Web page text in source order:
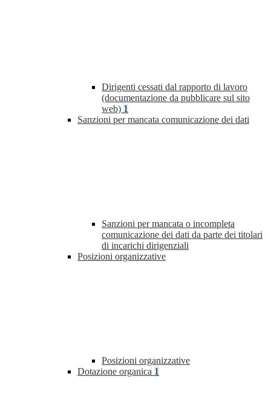
Dirigenti cessati dal rapporto di lavoro
(documentazione da pubblicare sul sito
web) 1
Sanzioni per mancata comunicazione dei dati
Sanzioni per mancata o incompleta
comunicazione dei dati da parte dei titolari
di incarichi dirigenziali
Posizioni organizzative
Posizioni organizzative
Dotazione organica 1